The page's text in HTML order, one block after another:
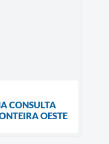
CONSULTA
OESTE